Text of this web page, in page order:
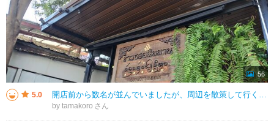
56
5.0 開店前から数名が並んでいましたが、周辺を散策して行くと待たずに座れました。屋外の席は解放感がありおしゃれ。 カオソーイの種類が多く、海老とイカ、ポークの2種にしました。 想像よりピリ辛でしたが、今まで食べたカオソーイの
by tamakoro